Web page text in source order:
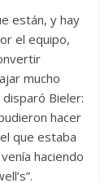
están, y hay
el equipo,
mucho
Bieler:
hacer
que estaba
haciendo